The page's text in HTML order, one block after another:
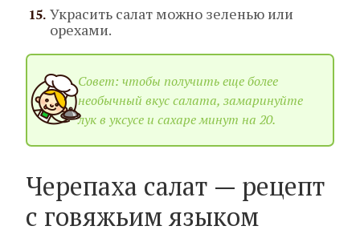
Украсить салат можно зеленью или
орехами.
Совет: чтобы получить еще более
необычный вкус салата, замаринуйте
лук в уксусе и сахаре минут на 20.
Черепаха салат — рецепт
c говяжьим языком